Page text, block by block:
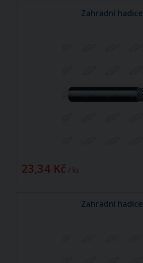
Zahradní hadice
23,34 Kč / ks
Zahradní hadice